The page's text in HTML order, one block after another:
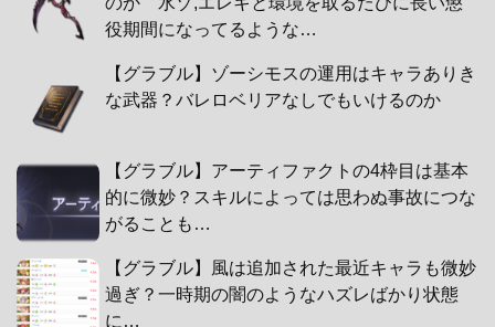
役期間になってるような…
【グラブル】ゾーシモスの運用はキャラありき
な武器？バレロベリアなしでもいけるのか
【グラブル】アーティファクトの4枠目は基本
的に微妙？スキルによっては思わぬ事故につな
がることも…
【グラブル】風は追加された最近キャラも微妙
過ぎ？一時期の闇のようなハズレばかり状態
に…